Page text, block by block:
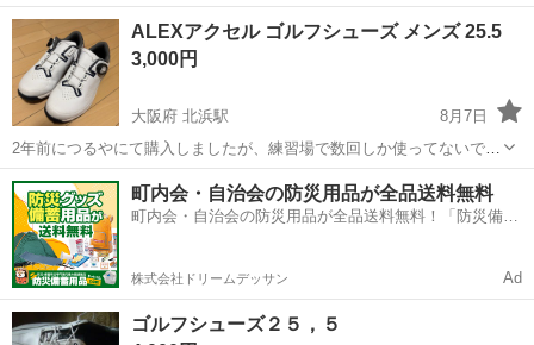
方､どうぞよろしくお願い致します🙇‍♀️
沖縄 沖縄市 てだこ浦西駅 ゴルフシューズ
ALEXアクセル ゴルフシューズ メンズ 25.5
3,000円
大阪府 北浜駅
8月7日
2年前につるやにて購入しましたが、練習場で数回しか使ってないで
す。 使用感はあるものの、全体的に綺麗な状態です。 サイズ25.5 メ
ンズ 除臭除菌を行いますが、あくまで中古品なので、ご理解頂ければ
幸いです。
大阪 大阪市 北浜駅 ゴルフ ゴルフシューズ
町内会・自治会の防災用品が全品送料無料
町内会・自治会の防災用品が全品送料無料！「防災備蓄
株式会社ドリームデッサン Ad
ゴルフシューズ２５，５